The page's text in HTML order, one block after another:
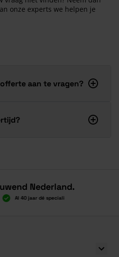
onze experts we helpen je
aan te vragen?
Nederland.
Al 40 jaar dé specialist